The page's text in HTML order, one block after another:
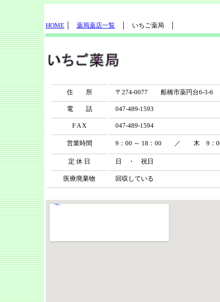
HOME 薬局薬店一覧 │ いちご薬局 │
住 所 〒274-0077 船橋市薬円台6-3-6
電 話 047-489-1593
F A X 047-489-1594
営業時間 9：00 ～ 18：00 ／ 木 9：00
定 休 日 日 ・ 祝日
医療廃棄物 回収している